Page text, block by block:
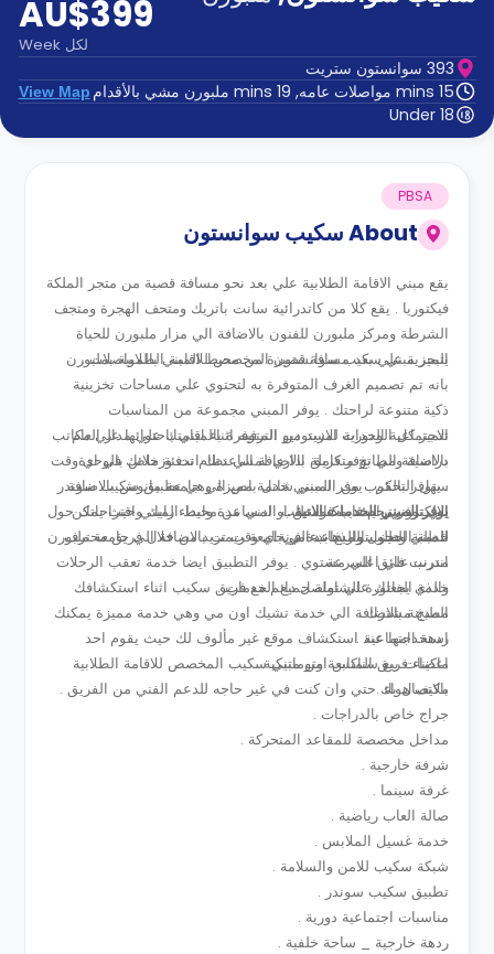
الدعم
الهاتف
اتصل
بنا
كيف
الشائعة
AU$399
لكل Week
393 سوانستون ستريت
15 mins مواصلات عامه, 19 mins ملبورن مشي بالأقدام
View Map
Under 18
Aboutسكيب سوانستون
PBSA
يقع مبني الاقامة الطلابية علي بعد نحو مسافة قصية من متجر الملكة
فيكتوريا . يقع كلا من كاتدرائية سانت باتريك ومتحف الهجرة ومتجف
الشرطة ومركز ملبورن للفنون بالاضافة الي مزار ملبورن للحياة
البحرية علي بعد مسافة قصيرة من محيط المبني بالمواصلات .
يتميز مبني سكيب سوانستون المخصص للاقامة الطلابية بملبورن
بانه تم تصميم الغرف المتوفرة به لتحتوي علي مساحات تخزينية
ذكية متنوعة لراحتك . يوفر المبني مجموعة من المناسبات
الاجتماعية الدورية لمزيد من الترفيه اثناء اقامتك علي مدار العام
بالاضافة الي توفر فريق اداري لمساعدتك انت وزملائك في اي وقت
. يتوفر بالقرب من المبني شاتل باص الي جامعة مانوش بالاضافة
الي توفر ترام قاب قوسين او ادني من محيط المبني حيث يمكن
للطلبة التجول والذهاب الي جامعة ريمت بالاضافة الي جامعة ملبورن
.
تتميز كل الوحدات الاستوديو المتوفرة بالمبني باحتوائها علي مكاتب
دراسية ومطابخ متكاملة بالاضافة الي نظام تدفئة خاص بالوحدة
سهل التحكم . يوفر المبني خدمة مميزة وهي تطبيق سكيب سوندر
الالكتروني حيث يمكنك طلب المساعدة وابداء رايك واقتراحاتك حول
المبني وطلب المساعدة في اي وقت تريد من خلال فريق محترف
مدرب علي اعلي مستوي . يوفر التطبيق ايضا خدمة تعقب الرحلات
والذي يجعلك علي تواصل دائم مع فريق سكيب اثناء استكشافك
المدينة بالاضافة الي خدمة تشيك اون مي وهي خدمة مميزة يمكنك
استخدامها عند استكشاف موقع غير مألوف لك حيث يقوم احد
اعضاء فريق المتابعة من مبني سكيب المخصص للاقامة الطلابية
بالاتصال بك حتي وان كنت في غير حاجه للدعم الفني من الفريق .
يوفر المبني الخدمات الاتية .
خدمة الحجز بتواريخ بدء مرنة .
انترنت فائق السرعة .
خدمة الفاتورة الشاملة جميع الخدمات .
مطبخ مشترك .
ردهة اجتماعية .
ماكينات بيع سناكس اوتوماتيكية .
مكيف هواء .
جراج خاص بالدراجات .
مداخل مخصصة للمقاعد المتحركة .
شرفة خارجية .
غرفة سينما .
صالة العاب رياضية .
خدمة غسيل الملابس .
شبكة سكيب للامن والسلامة .
تطبيق سكيب سوندر .
مناسبات اجتماعية دورية .
ردهة خارجية _ ساحة خلفية .